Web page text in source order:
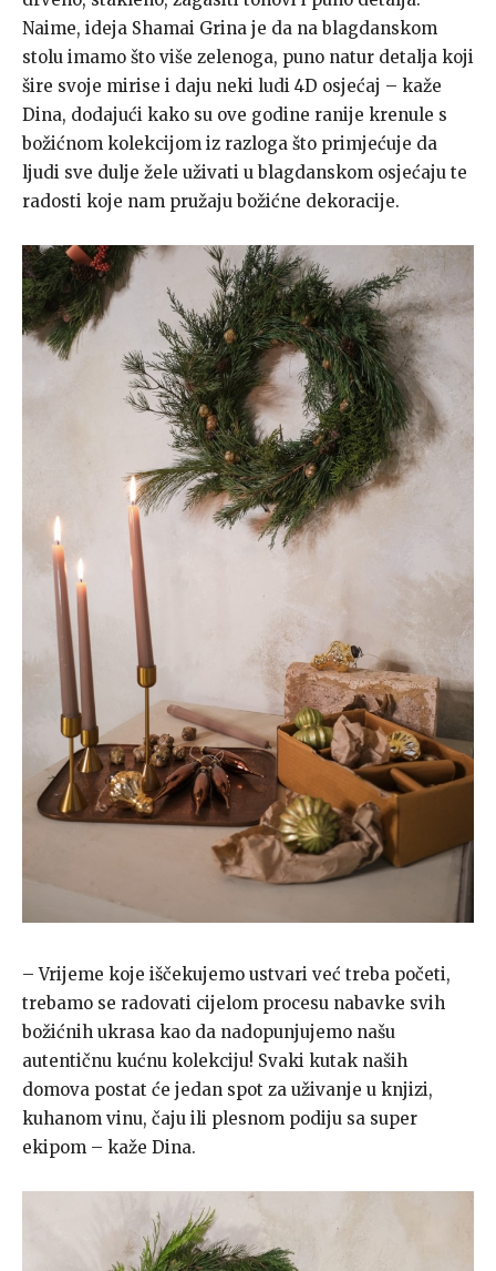
Naime, ideja Shamai Grina je da na blagdanskom
stolu imamo što više zelenoga, puno natur detalja koji
šire svoje mirise i daju neki ludi 4D osjećaj – kaže
Dina, dodajući kako su ove godine ranije krenule s
božićnom kolekcijom iz razloga što primjećuje da
ljudi sve dulje žele uživati u blagdanskom osjećaju te
radosti koje nam pružaju božićne dekoracije.
– Vrijeme koje iščekujemo ustvari već treba početi,
trebamo se radovati cijelom procesu nabavke svih
božićnih ukrasa kao da nadopunjujemo našu
autentičnu kućnu kolekciju! Svaki kutak naših
domova postat će jedan spot za uživanje u knjizi,
kuhanom vinu, čaju ili plesnom podiju sa super
ekipom – kaže Dina.